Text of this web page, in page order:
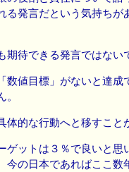
る発言だという気持ちが
期待できる発言ではない
数値目標」がないと達成
体的な行動へと移すこと
ゲットは３％で良いと思
今の日本であればここ数